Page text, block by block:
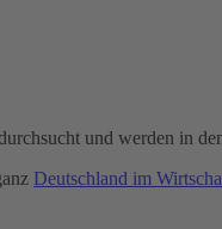
und werden in
Deutschland im